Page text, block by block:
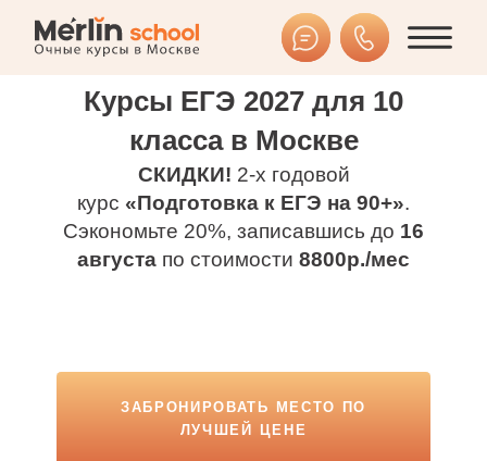
Курсы ЕГЭ 2027 для 10
класса в Москве
СКИДКИ! 2-х годовой
курс «Подготовка к ЕГЭ на 90+».
Сэкономьте 20%, записавшись до 16
августа по стоимости 8800р./мес
ЗАБРОНИРОВАТЬ МЕСТО ПО
ЛУЧШЕЙ ЦЕНЕ